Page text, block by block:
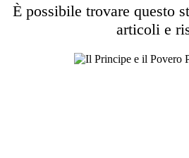
È possibile trovare questo
articoli e